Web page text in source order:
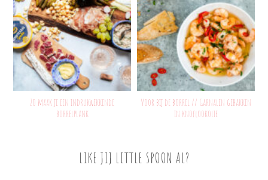
Zo maak je een indrukwekkende
borrelplank
Voor bij de borrel // Garnalen gebakken
in knoflookolie
LIKE JIJ LITTLE SPOON AL?